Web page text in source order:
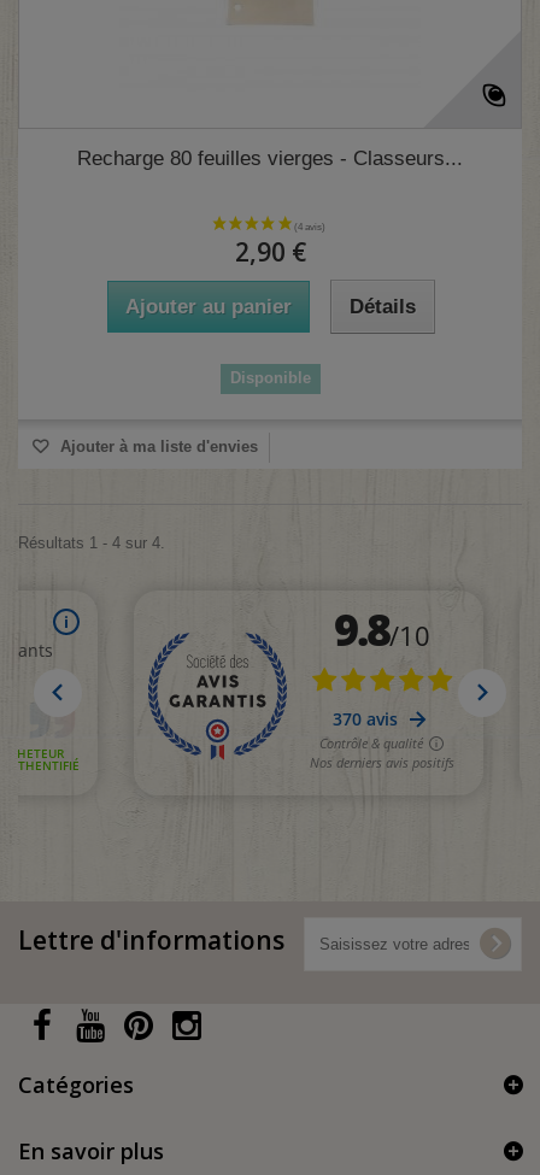
Recharge 80 feuilles vierges - Classeurs...
2,90 €
Ajouter au panier Détails
Disponible
Ajouter à ma liste d'envies
Résultats 1 - 4 sur 4.
Lettre d'informations
Catégories
En savoir plus